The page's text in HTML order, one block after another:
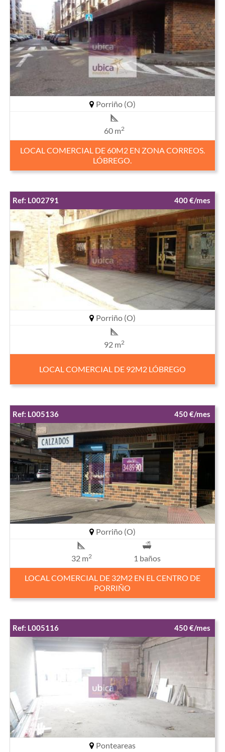
Porriño (O)
60 m2
LOCAL COMERCIAL DE 60M2 EN ZONA CORREOS.
LÓBREGO.
Ref: L002791 400 €/mes
Porriño (O)
92 m2
LOCAL COMERCIAL DE 92M2 LÓBREGO
Ref: L005136 450 €/mes
Porriño (O)
32 m2 1 baños
LOCAL COMERCIAL DE 32M2 EN EL CENTRO DE
PORRIÑO
Ref: L005116 450 €/mes
Ponteareas